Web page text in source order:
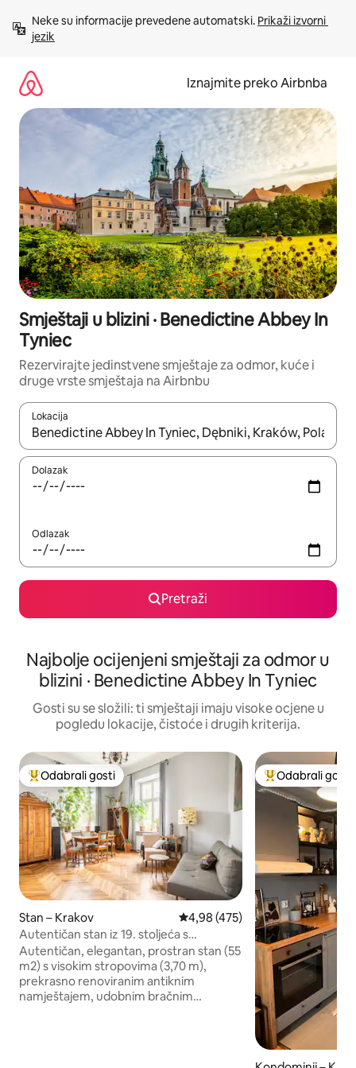
sadržaj
Neke su informacije prevedene automatski. Prikaži izvorni
jezik
Iznajmite preko Airbnba
Smještaji u blizini · Benedictine Abbey In
Tyniec
Rezervirajte jedinstvene smještaje za odmor, kuće i
druge vrste smještaja na Airbnbu
Lokacija
Kada budu dostupni rezultati, moći ćete ih pregledati
Dolazak
Odlazak
Pretraži
Najbolje ocijenjeni smještaji za odmor u
blizini · Benedictine Abbey In Tyniec
Gosti su se složili: ti smještaji imaju visoke ocjene u
pogledu lokacije, čistoće i drugih kriterija.
Među najviše rangiranima s oznakom „Odabrali gosti”
Odabrali gosti
Stan – Krakov Prosječna ocjena: 4,98/5,
4,98 (475)
Autentičan stan iz 19. stoljeća s
pogledom!
Autentičan, elegantan, prostran stan (55
m2) s visokim stropovima (3,70 m),
prekrasno renoviranim antiknim
namještajem, udobnim bračnim
Među najviše
Odabrali gosti